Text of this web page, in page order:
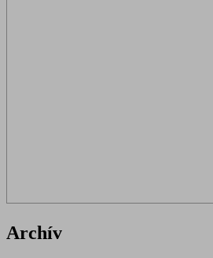
Archív